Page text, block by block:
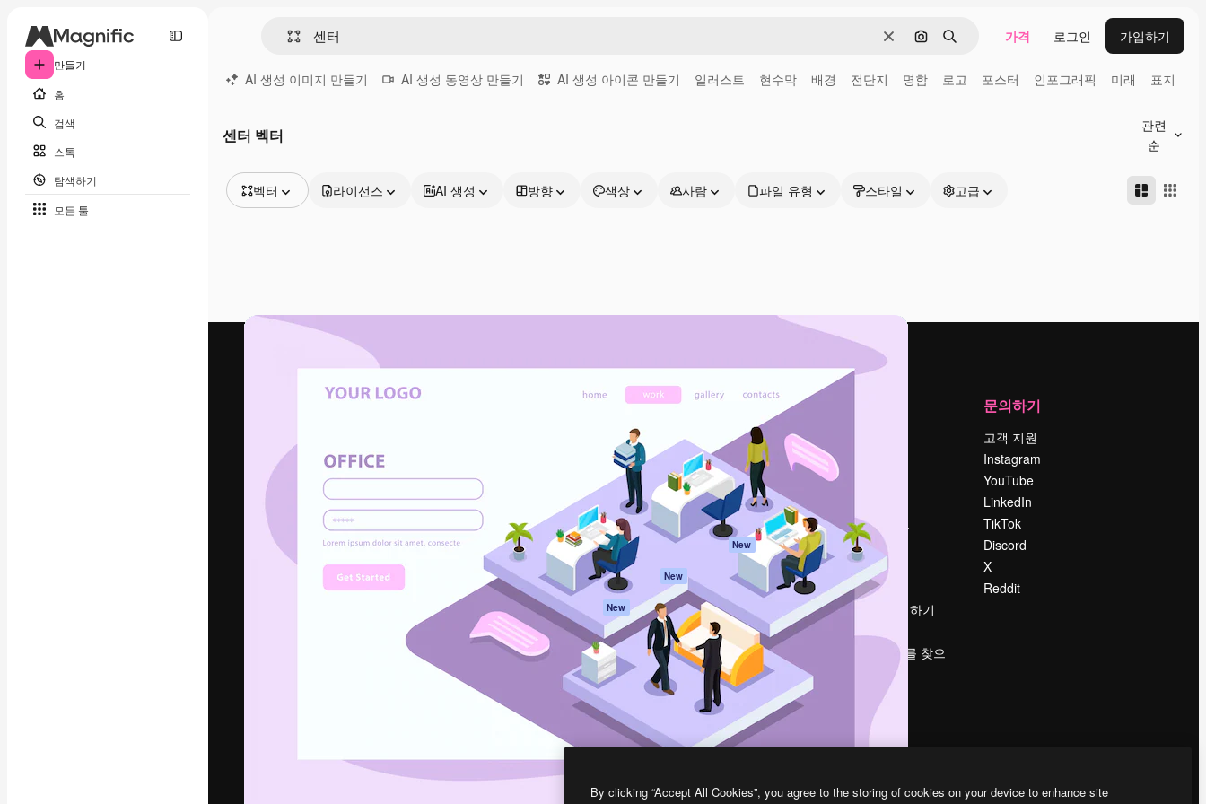
만들기
홈
검색
스톡
탐색하기
모든 툴
지우기이미지로 검색
검색 가격 로그인 가입하기
AI 생성 이미지 만들기 AI 생성 동영상 만들기 AI 생성 아이콘 만들기 일러스트 현수막 배경 전단지 명함 로고 포스터 인포그래픽 미래 표지
센터 벡터
관련
순
벡터
동영상
동영상 템플릿
라이선스 AI 생성 방향 색상 사람 파일 유형 스타일 고급
플랫폼. 크리에이터, 엔터프라이즈, 에이전시,
스튜디오를 아우르는 100만 명 이상의 구독
자.
한국어
프로덕트
AI 어시스턴트
AI 이미지 생성기
AI 동영상 생성기
AI 텍스트 음성 변환
스톡 콘텐츠
Claude/ChatGPT
용 MCP
New
Agents New
API
모바일 앱
모든 Magnific 툴
시작하기
Academy
문서
지원
이용 약관
개인정보 보호 정책
원본 New
쿠키 정책
Trust Center
제휴 파트너
비지니스
검색 트렌드
블로그
이벤트
Slidesgo
콘텐츠 판매하기
프레스룸
magnific.ai를 찾으
문의하기
고객 지원
Instagram
YouTube
LinkedIn
TikTok
Discord
X
Reddit
Freepik Company S.L.U. 모든 권리는 보호 받습니다
By clicking “Accept All Cookies”, you agree to the storing of cookies on your device to enhance site